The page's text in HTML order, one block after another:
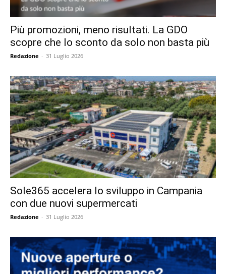
Più promozioni, meno risultati. La GDO
scopre che lo sconto da solo non basta più
Redazione - 31 Luglio 2026
Sole365 accelera lo sviluppo in Campania
con due nuovi supermercati
Redazione - 31 Luglio 2026